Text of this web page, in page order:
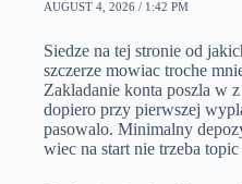
AUGUST 4, 2026 / 1:42 PM
Siedze na tej stronie od
szczerze mowiac troche
Zakladanie konta poszla w
dopiero przy pierwszej
pasowalo. Minimalny
wiec na start nie trzeba topic